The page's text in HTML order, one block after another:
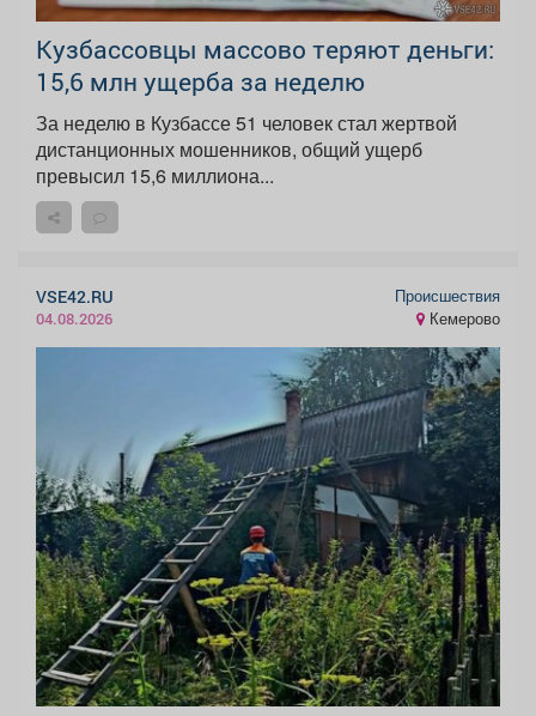
Кузбассовцы массово теряют деньги:
15,6 млн ущерба за неделю
За неделю в Кузбассе 51 человек стал жертвой
дистанционных мошенников, общий ущерб
превысил 15,6 миллиона...
VSE42.RU
04.08.2026
Происшествия
Кемерово